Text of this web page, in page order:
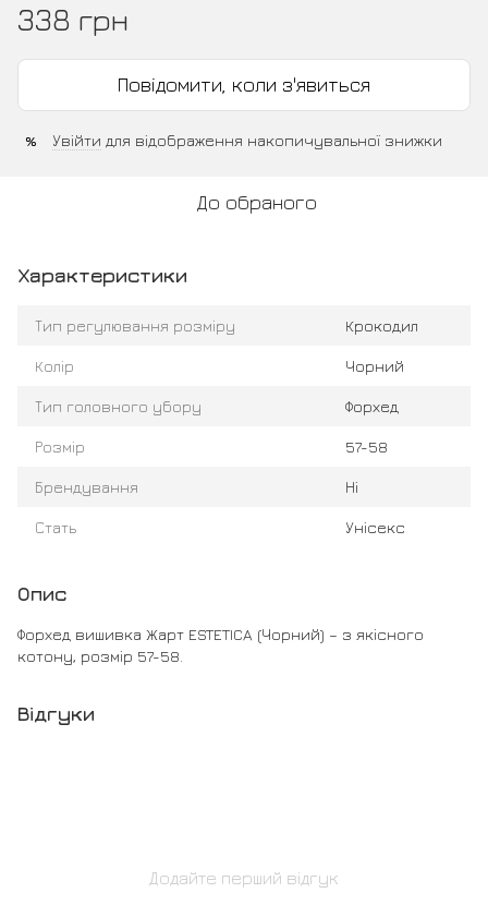
338 грн
Повідомити, коли з'явиться
% Увійти для відображення накопичувальної знижки
До обраного
Характеристики
Тип регулювання розміру Крокодил
Колір Чорний
Тип головного убору Форхед
Розмір 57-58
Брендування Ні
Стать Унісекс
Опис
Форхед вишивка Жарт ESTETICA (Чорний) – з якісного
котону, розмір 57-58.
Відгуки
Додайте перший відгук